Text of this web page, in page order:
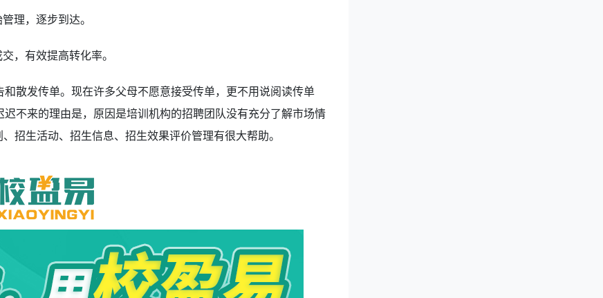
理，逐步到达。
，有效提高转化率。
散发传单。现在许多父母不愿意接受传单，更不用说阅读传单
不来的理由是，原因是培训机构的招聘团队没有充分了解市场情
招生活动、招生信息、招生效果评价管理有很大帮助。